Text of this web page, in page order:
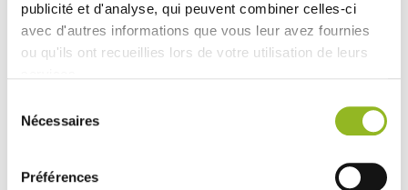
publicité et d'analyse, qui peuvent combiner celles-ci
avec d'autres informations que vous leur avez fournies
ou qu'ils ont recueillies lors de votre utilisation de leurs
Nécessaires
Préférences
Coperchio
Quartz in RPET
- 190x134x40 mm
69,68 € Il cartone